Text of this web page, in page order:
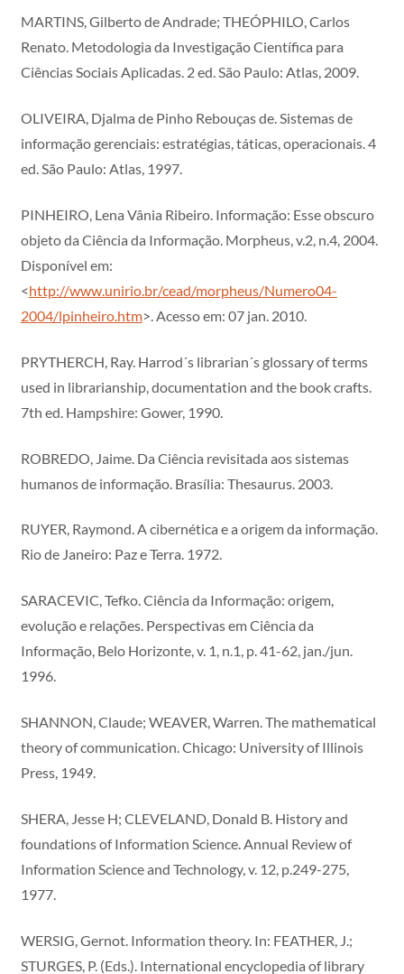
MARTINS, Gilberto de Andrade; THEÓPHILO, Carlos
Renato. Metodologia da Investigação Científica para
Ciências Sociais Aplicadas. 2 ed. São Paulo: Atlas, 2009.
OLIVEIRA, Djalma de Pinho Rebouças de. Sistemas de
informação gerenciais: estratégias, táticas, operacionais. 4
ed. São Paulo: Atlas, 1997.
PINHEIRO, Lena Vânia Ribeiro. Informação: Esse obscuro
objeto da Ciência da Informação. Morpheus, v.2, n.4, 2004.
Disponível em:
<http://www.unirio.br/cead/morpheus/Numero04-
2004/lpinheiro.htm>. Acesso em: 07 jan. 2010.
PRYTHERCH, Ray. Harrod´s librarian´s glossary of terms
used in librarianship, documentation and the book crafts.
7th ed. Hampshire: Gower, 1990.
ROBREDO, Jaime. Da Ciência revisitada aos sistemas
humanos de informação. Brasília: Thesaurus. 2003.
RUYER, Raymond. A cibernética e a origem da informação.
Rio de Janeiro: Paz e Terra. 1972.
SARACEVIC, Tefko. Ciência da Informação: origem,
evolução e relações. Perspectivas em Ciência da
Informação, Belo Horizonte, v. 1, n.1, p. 41-62, jan./jun.
1996.
SHANNON, Claude; WEAVER, Warren. The mathematical
theory of communication. Chicago: University of Illinois
Press, 1949.
SHERA, Jesse H; CLEVELAND, Donald B. History and
foundations of Information Science. Annual Review of
Information Science and Technology, v. 12, p.249-275,
1977.
WERSIG, Gernot. Information theory. In: FEATHER, J.;
STURGES, P. (Eds.). International encyclopedia of library